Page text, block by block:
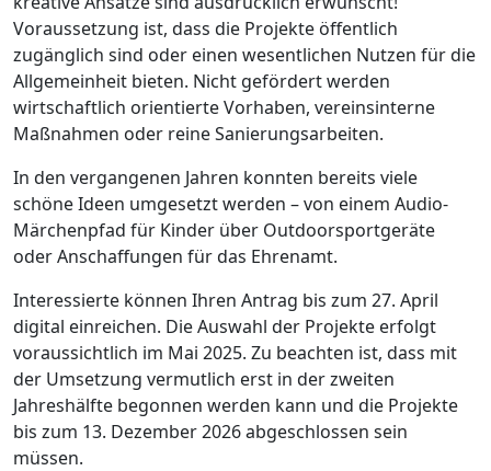
Voraussetzung ist, dass die Projekte öffentlich
zugänglich sind oder einen wesentlichen Nutzen für die
Allgemeinheit bieten. Nicht gefördert werden
wirtschaftlich orientierte Vorhaben, vereinsinterne
Maßnahmen oder reine Sanierungsarbeiten.
In den vergangenen Jahren konnten bereits viele
schöne Ideen umgesetzt werden – von einem Audio-
Märchenpfad für Kinder über Outdoorsportgeräte
oder Anschaffungen für das Ehrenamt.
Interessierte können Ihren Antrag bis zum 27. April
digital einreichen. Die Auswahl der Projekte erfolgt
voraussichtlich im Mai 2025. Zu beachten ist, dass mit
der Umsetzung vermutlich erst in der zweiten
Jahreshälfte begonnen werden kann und die Projekte
bis zum 13. Dezember 2026 abgeschlossen sein
müssen.